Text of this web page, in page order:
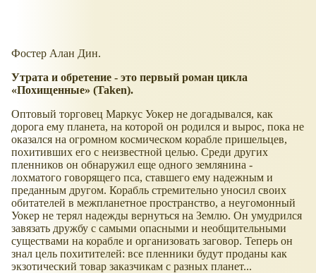
Фостер Алан Дин.
Утрата и обретение - это первый роман цикла
Похищенные
(Taken).
Оптовый торговец Маркус Уокер не догадывался, как
дорога ему планета, на которой он родился и вырос, пока не
оказался на огромном космическом корабле пришельцев,
похитивших его с неизвестной целью. Среди других
пленников он обнаружил еще одного землянина -
лохматого говорящего пса, ставшего ему надежным и
преданным другом. Корабль стремительно уносил своих
обитателей в межпланетное пространство, а неугомонный
Уокер не терял надежды вернуться на Землю. Он умудрился
завязать дружбу с самыми опасными и необщительными
существами на корабле и организовать заговор. Теперь он
знал цель похитителей: все пленники будут проданы как
экзотический товар заказчикам с разных планет...